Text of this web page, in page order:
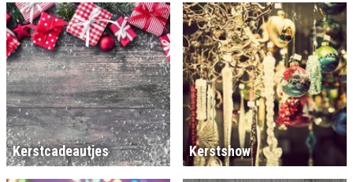
Kerstcadeautjes Kerstshow